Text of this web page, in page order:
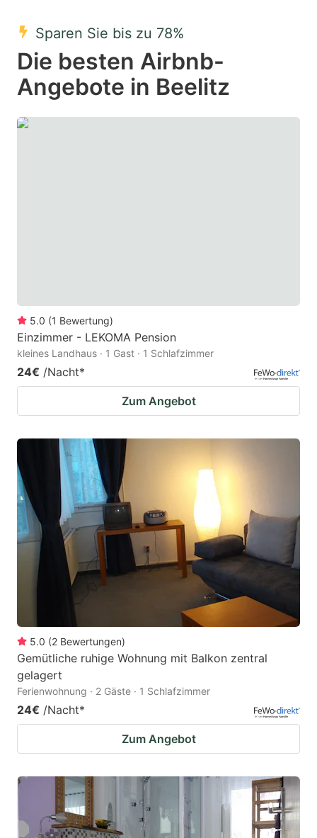
key
to
get
the
keyboard
to
get
the
keyboard
Sparen Sie bis zu 78%
Die besten Airbnb-
Angebote in Beelitz
5.0 (1 Bewertung)
Einzimmer - LEKOMA Pension
kleines Landhaus · 1 Gast · 1 Schlafzimmer
24€ /Nacht*
Zum Angebot
5.0 (2 Bewertungen)
Gemütliche ruhige Wohnung mit Balkon zentral
gelagert
Ferienwohnung · 2 Gäste · 1 Schlafzimmer
24€ /Nacht*
Zum Angebot